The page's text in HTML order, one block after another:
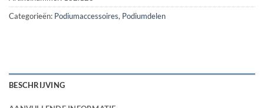
Categorieën: Podiumaccessoires, Podiumdelen
BESCHRIJVING